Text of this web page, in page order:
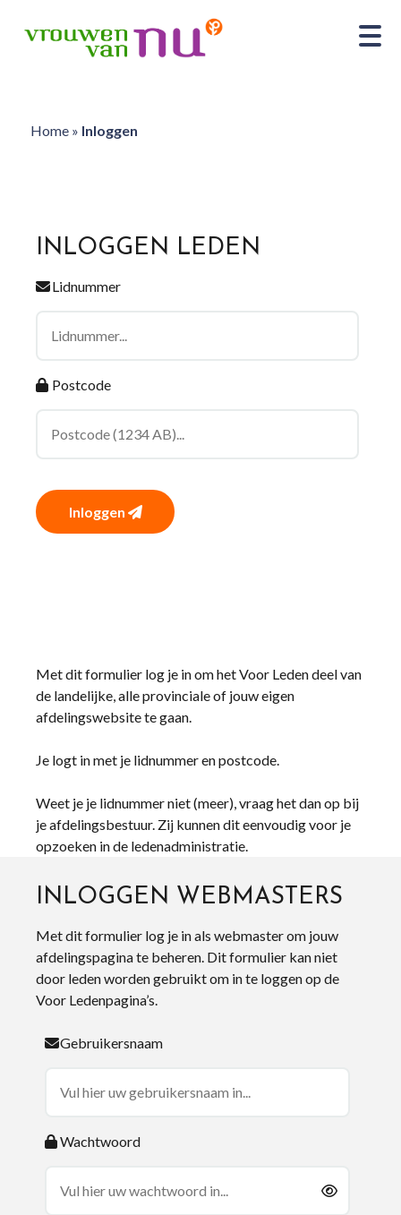
Home» Inloggen
INLOGGEN LEDEN
Lidnummer
Postcode
Inloggen
Met dit formulier log je in om het Voor Leden deel van
de landelijke, alle provinciale of jouw eigen
afdelingswebsite te gaan.
Je logt in met je lidnummer en postcode.
Weet je je lidnummer niet (meer), vraag het dan op bij
je afdelingsbestuur. Zij kunnen dit eenvoudig voor je
opzoeken in de ledenadministratie.
INLOGGEN WEBMASTERS
Met dit formulier log je in als webmaster om jouw
afdelingspagina te beheren. Dit formulier kan niet
door leden worden gebruikt om in te loggen op de
Voor Ledenpagina’s.
Gebruikersnaam
Wachtwoord